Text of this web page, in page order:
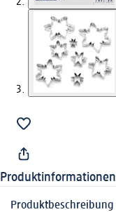
Produktinformationen
Produktbeschreibung